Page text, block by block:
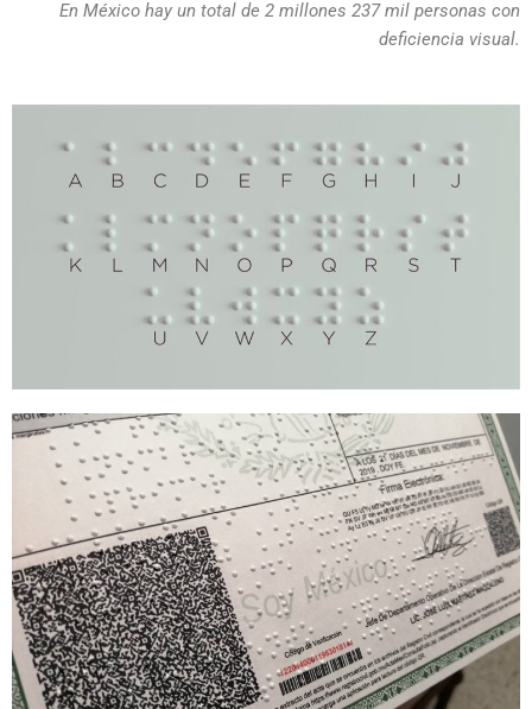
En México hay un total de 2 millones 237 mil personas con
deficiencia visual.